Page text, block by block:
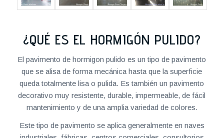
¿QUÉ ES EL HORMIGÓN PULIDO?
El pavimento de hormigon pulido es un tipo de pavimento
que se alisa de forma mecánica hasta que la superficie
queda totalmente lisa o pulida. Es también un pavimento
decorativo muy resistente, durable, impermeable, de fácil
mantenimiento y de una amplia variedad de colores.
Este tipo de pavimento se aplica generalmente en naves